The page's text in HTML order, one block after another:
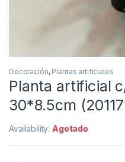
Decoración, Plantas artificiales
Planta artificial
30*8.5cm
Availability: Agotado